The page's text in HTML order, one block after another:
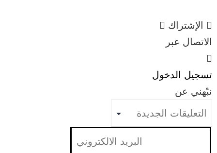
الإشتراك
الاتصال عبر
تسجيل الدخول
نبّهني عن